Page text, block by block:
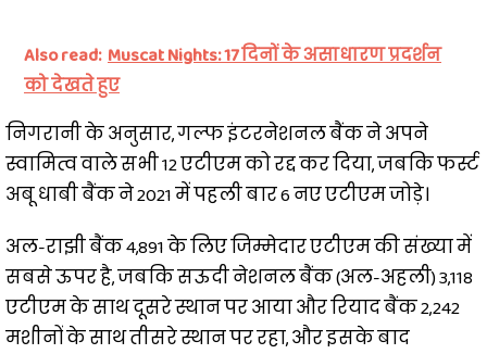
Also read: Muscat Nights: 17 दिनों के असाधारण प्रदर्शन
को देखते हुए
निगरानी के अनुसार, गल्फ इंटरनेशनल बैंक ने अपने
स्वामित्व वाले सभी 12 एटीएम को रद्द कर दिया, जबकि फर्स्ट
अबू धाबी बैंक ने 2021 में पहली बार 6 नए एटीएम जोड़े।
अल-राझी बैंक 4,891 के लिए जिम्मेदार एटीएम की संख्या में
सबसे ऊपर है, जबकि सऊदी नेशनल बैंक (अल-अहली) 3,118
एटीएम के साथ दूसरे स्थान पर आया और रियाद बैंक 2,242
मशीनों के साथ तीसरे स्थान पर रहा, और इसके बाद